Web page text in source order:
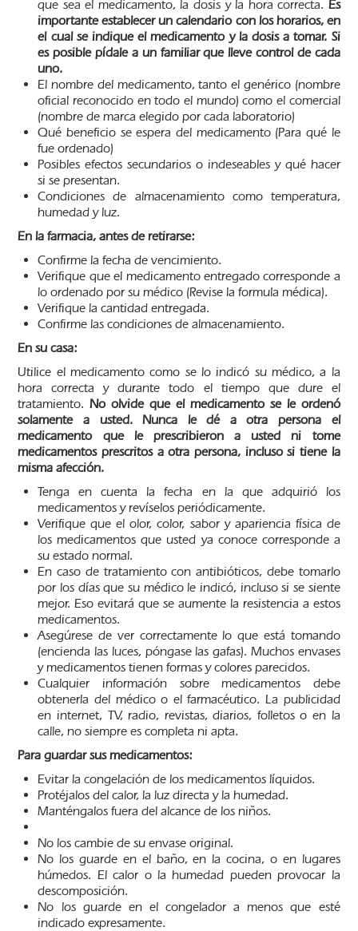
que sea el medicamento, la dosis y la hora correcta. Es
importante establecer un calendario con los horarios, en
el cual se indique el medicamento y la dosis a tomar. Si
es posible pídale a un familiar que lleve control de cada
uno.
El nombre del medicamento, tanto el genérico (nombre
oficial reconocido en todo el mundo) como el comercial
(nombre de marca elegido por cada laboratorio)
Qué beneficio se espera del medicamento (Para qué le
fue ordenado)
Posibles efectos secundarios o indeseables y qué hacer
si se presentan.
Condiciones de almacenamiento como temperatura,
humedad y luz.
En la farmacia, antes de retirarse:
Confirme la fecha de vencimiento.
Verifique que el medicamento entregado corresponde a
lo ordenado por su médico (Revise la formula médica).
Verifique la cantidad entregada.
Confirme las condiciones de almacenamiento.
En su casa:
Utilice el medicamento como se lo indicó su médico, a la
hora correcta y durante todo el tiempo que dure el
tratamiento.No olvide que el medicamento se le ordenó
solamente a usted. Nunca le dé a otra persona el
medicamento que le prescribieron a usted ni tome
medicamentos prescritos a otra persona, incluso si tiene la
misma afección.
Tenga en cuenta la fecha en la que adquirió los
medicamentos y revíselos periódicamente.
Verifique que el olor, color, sabor y apariencia física de
los medicamentos que usted ya conoce corresponde a
su estado normal.
En caso de tratamiento con antibióticos, debe tomarlo
por los días que su médico le indicó, incluso si se siente
mejor. Eso evitará que se aumente la resistencia a estos
medicamentos.
Asegúrese de ver correctamente lo que está tomando
(encienda las luces, póngase las gafas). Muchos envases
y medicamentos tienen formas y colores parecidos.
Cualquier información sobre medicamentos debe
obtenerla del médico o el farmacéutico. La publicidad
en internet, TV, radio, revistas, diarios, folletos o en la
calle, no siempre es completa ni apta.
Para guardar sus medicamentos:
Evitar la congelación de los medicamentos líquidos.
Protéjalos del calor, la luz directa y la humedad.
Manténgalos fuera del alcance de los niños.
No los cambie de su envase original.
No los guarde en el baño, en la cocina, o en lugares
húmedos. El calor o la humedad pueden provocar la
descomposición.
No los guarde en el congelador a menos que esté
indicado expresamente.